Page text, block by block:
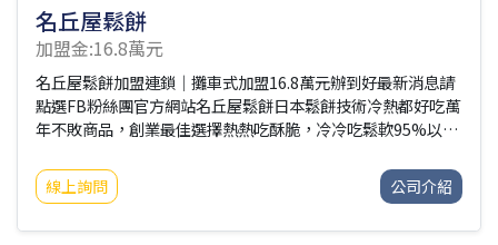
名丘屋鬆餅
加盟金:16.8萬元
名丘屋鬆餅加盟連鎖｜攤車式加盟16.8萬元辦到好最新消息請
點選FB粉絲團官方網站名丘屋鬆餅日本鬆餅技術冷熱都好吃萬
年不敗商品，創業最佳選擇熱熱吃酥脆，冷冷吃鬆軟95%以上
http://www.successway.com.tw/☑加盟優勢：➤95%以上
原料可自行採購➤毛利約6成➤不綁約期➤不塞貨➤低資金投
線上詢問 公司介紹